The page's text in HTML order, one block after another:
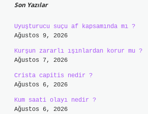
Son Yazılar
Uyuşturucu suçu af kapsamında mı ?
Ağustos 9, 2026
Kurşun zararlı ışınlardan korur mu ?
Ağustos 7, 2026
Crista capitis nedir ?
Ağustos 6, 2026
Kum saati olayı nedir ?
Ağustos 6, 2026